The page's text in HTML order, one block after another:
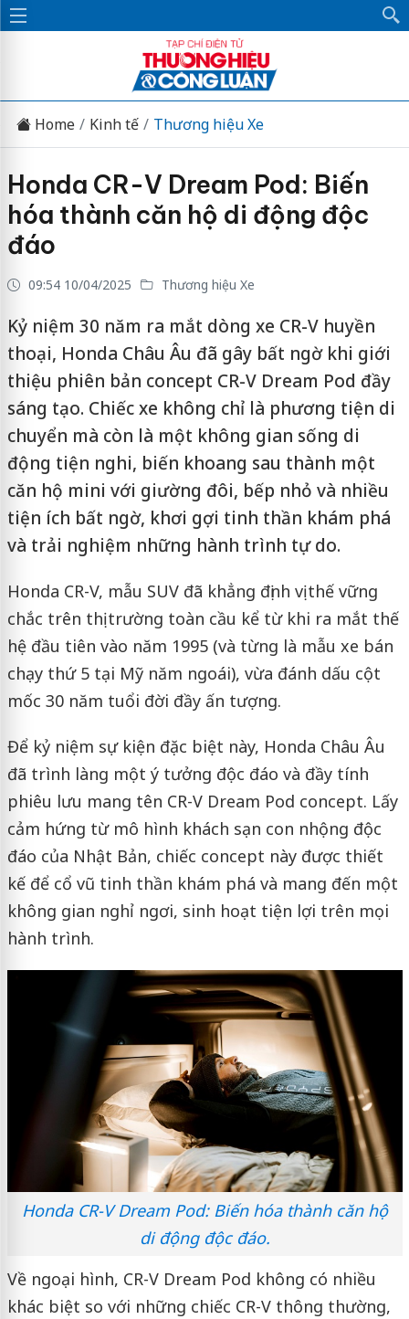
Home Kinh tế Thương hiệu Xe
Honda CR-V Dream Pod: Biến
hóa thành căn hộ di động độc
đáo
09:54 10/04/2025 Thương hiệu Xe
Kỷ niệm 30 năm ra mắt dòng xe CR-V huyền
thoại, Honda Châu Âu đã gây bất ngờ khi giới
thiệu phiên bản concept CR-V Dream Pod đầy
sáng tạo. Chiếc xe không chỉ là phương tiện di
chuyển mà còn là một không gian sống di
động tiện nghi, biến khoang sau thành một
căn hộ mini với giường đôi, bếp nhỏ và nhiều
tiện ích bất ngờ, khơi gợi tinh thần khám phá
và trải nghiệm những hành trình tự do.
Honda CR-V, mẫu SUV đã khẳng định vị thế vững
chắc trên thị trường toàn cầu kể từ khi ra mắt thế
hệ đầu tiên vào năm 1995 (và từng là mẫu xe bán
chạy thứ 5 tại Mỹ năm ngoái), vừa đánh dấu cột
mốc 30 năm tuổi đời đầy ấn tượng.
Để kỷ niệm sự kiện đặc biệt này, Honda Châu Âu
đã trình làng một ý tưởng độc đáo và đầy tính
phiêu lưu mang tên CR-V Dream Pod concept. Lấy
cảm hứng từ mô hình khách sạn con nhộng độc
đáo của Nhật Bản, chiếc concept này được thiết
kế để cổ vũ tinh thần khám phá và mang đến một
không gian nghỉ ngơi, sinh hoạt tiện lợi trên mọi
hành trình.
Honda CR-V Dream Pod: Biến hóa thành căn hộ
di động độc đáo.
Về ngoại hình, CR-V Dream Pod không có nhiều
khác biệt so với những chiếc CR-V thông thường,